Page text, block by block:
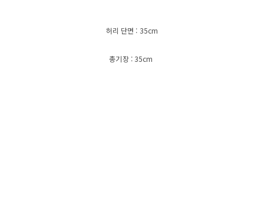
허리 단면 : 35cm
총기장 : 35cm